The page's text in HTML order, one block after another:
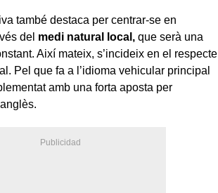
també destaca per centrar-se en
del medi natural local, que serà una
Així mateix, s’incideix en el respecte
Pel que fa a l’idioma vehicular principal
amb una forta aposta per